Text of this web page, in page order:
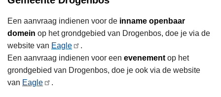
Een aanvraag indienen voor de inname openbaar
domein op het grondgebied van Drogenbos, doe je via de
website van Eagle
.
Een aanvraag indienen voor een evenement op het
grondgebied van Drogenbos, doe je ook via de website
van Eagle .